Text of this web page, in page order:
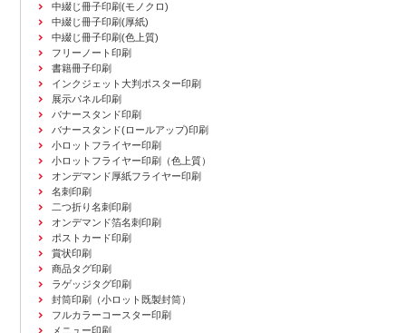
中綴じ冊子印刷(モノクロ)
中綴じ冊子印刷(厚紙)
中綴じ冊子印刷(色上質)
フリーノート印刷
書籍冊子印刷
インクジェット大判ポスター印刷
展示パネル印刷
バナースタンド印刷
バナースタンド(ロールアップ)印刷
小ロットフライヤー印刷
小ロットフライヤー印刷（色上質）
オンデマンド厚紙フライヤー印刷
名刺印刷
二つ折り名刺印刷
オンデマンド箔名刺印刷
ポストカード印刷
賞状印刷
商品タグ印刷
ラゲッジタグ印刷
封筒印刷
（小ロット既製封筒）
フルカラーコースター印刷
メニュー印刷